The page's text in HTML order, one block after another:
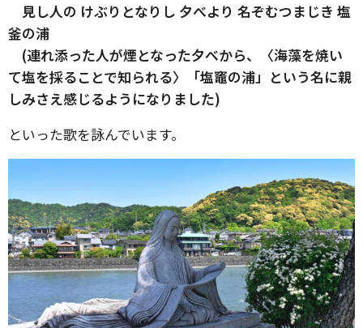
見し人の けぶりとなりし 夕べより 名ぞむつまじき 塩
釜の浦
(連れ添った人が煙となった夕べから、〈海藻を焼い
て塩を採ることで知られる〉「塩竈の浦」という名に親
しみさえ感じるようになりました)
といった歌を詠んでいます。